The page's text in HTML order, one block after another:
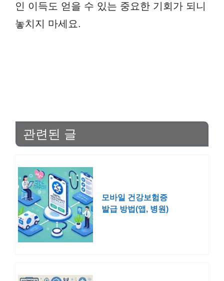
인 이득도 얻을 수 있는 중요한 기회가 되니
놓치지 마세요.
관련된 글
모바일 건강보험증
발급 방법(앱, 병원)